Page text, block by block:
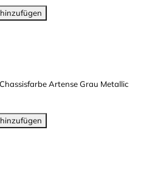
Chassisfarbe Artense Grau Metallic